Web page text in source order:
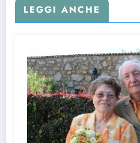
LEGGI ANCHE